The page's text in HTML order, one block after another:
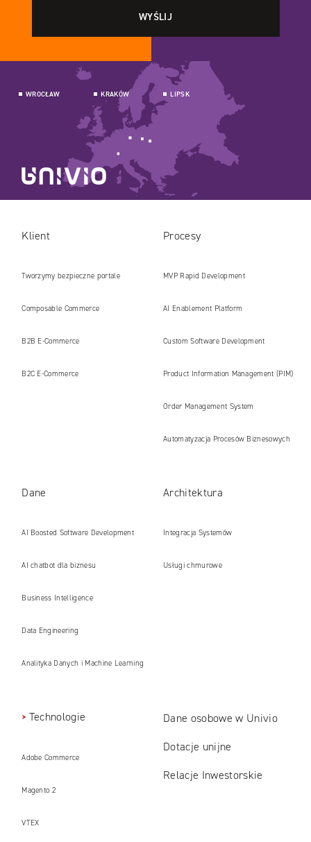
WROCŁAW KRAKÓW LIPSK
Klient
Tworzymy bezpieczne portale
internetowe i platformy gotowe na erę
AI
Composable Commerce
B2B E‑Commerce
B2C E‑Commerce
Procesy
MVP Rapid Development
AI Enablement Platform
Custom Software Development
Product Information Management (PIM)
Order Management System
Automatyzacja Procesów Biznesowych
Dane
AI Boosted Software Development
AI chatbot dla biznesu
Business Intelligence
Data Engineering
Analityka Danych i Machine Learning
Architektura
Integracja Systemów
Usługi chmurowe
Technologie
Adobe Commerce
Magento 2
VTEX
Dane osobowe w Univio
Dotacje unijne
Relacje Inwestorskie